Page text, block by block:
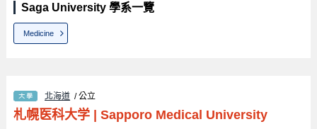
Saga University 學系一覽
Medicine
北海道 / 公立
札幌医科大学| Sapporo Medical University